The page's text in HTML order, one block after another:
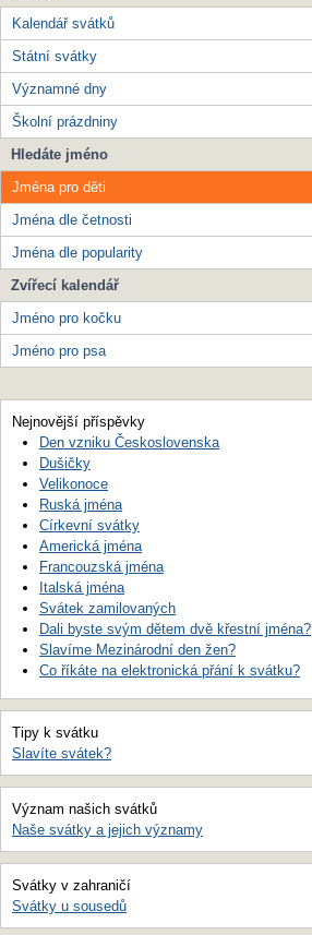
Kalendář svátků
Státní svátky
Významné dny
Školní prázdniny
Hledáte jméno
Jména pro děti
Jména dle četnosti
Jména dle popularity
Zvířecí kalendář
Jméno pro kočku
Jméno pro psa
Nejnovější příspěvky
Den vzniku Československa
Dušičky
Velikonoce
Ruská jména
Církevní svátky
Americká jména
Francouzská jména
Italská jména
Svátek zamilovaných
Dali byste svým dětem dvě křestní jména?
Slavíme Mezinárodní den žen?
Co říkáte na elektronická přání k svátku?
Tipy k svátku
Slavíte svátek?
Význam našich svátků
Naše svátky a jejich významy
Svátky v zahraničí
Svátky u sousedů